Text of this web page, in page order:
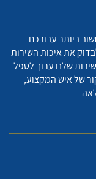
ביותר עבורכם
את איכות השירות
שלנו ערוך לטפל
של איש המקצוע,